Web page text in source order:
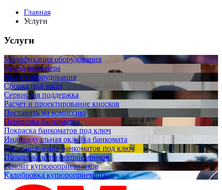
Главная
Услуги
Услуги
Модификация оборудования
Выезд инженера
Выкуп оборудования
Сборка под заказ
Сервисная поддержка
Расчет и проектирование киосков
Поставить на комиссию
Перевозка банкоматов
Покраска банкоматов под ключ
Индивидуальная оклейка банкомата
Восстановление банкоматов под ключ
Прошивка купюроприемников
Ремонт купюроприемников
Калибровка купюроприемников